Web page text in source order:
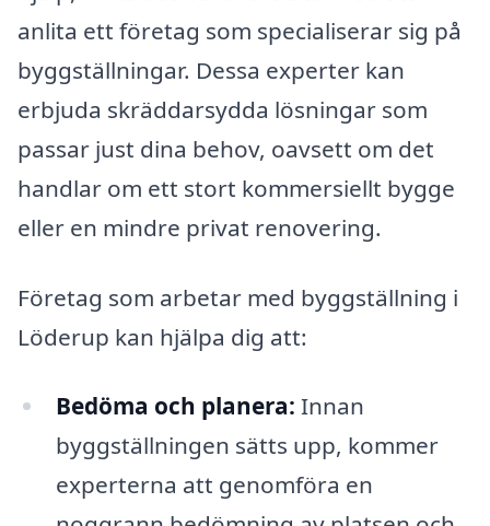
anlita ett företag som specialiserar sig på
byggställningar. Dessa experter kan
erbjuda skräddarsydda lösningar som
passar just dina behov, oavsett om det
handlar om ett stort kommersiellt bygge
eller en mindre privat renovering.
Företag som arbetar med byggställning i
Löderup kan hjälpa dig att:
Bedöma och planera: Innan
byggställningen sätts upp, kommer
experterna att genomföra en